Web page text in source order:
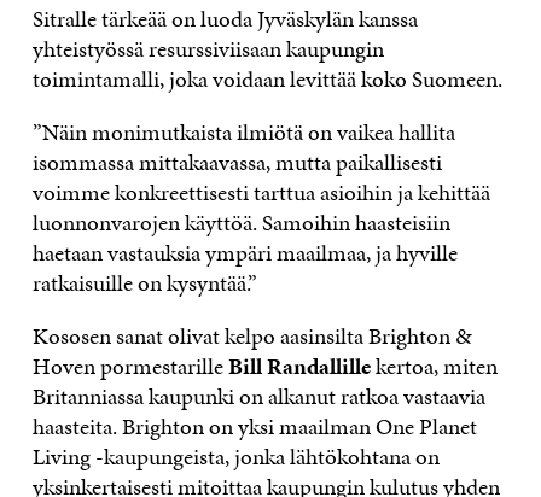
Sitralle tärkeää on luoda Jyväskylän kanssa
yhteistyössä resurssiviisaan kaupungin
toimintamalli, joka voidaan levittää koko Suomeen.
”Näin monimutkaista ilmiötä on vaikea hallita
isommassa mittakaavassa, mutta paikallisesti
voimme konkreettisesti tarttua asioihin ja kehittää
luonnonvarojen käyttöä. Samoihin haasteisiin
haetaan vastauksia ympäri maailmaa, ja hyville
ratkaisuille on kysyntää.”
Kososen sanat olivat kelpo aasinsilta Brighton &
Hoven pormestarilleBill Randallillekertoa, miten
Britanniassa kaupunki on alkanut ratkoa vastaavia
haasteita. Brighton on yksi maailman One Planet
Living -kaupungeista, jonka lähtökohtana on
yksinkertaisesti mitoittaa kaupungin kulutus yhden